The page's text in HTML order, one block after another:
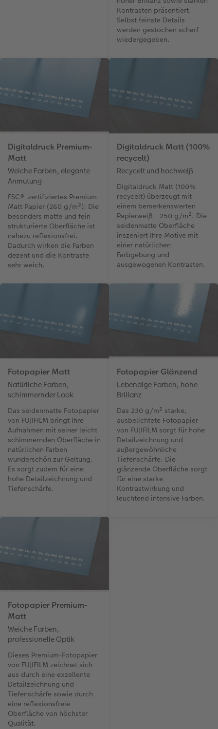
Kontrasten präsentiert.
Selbst feinste Details
werden gestochen scharf
wiedergegeben.
Digitaldruck Premium-
Matt
Weiche Farben, elegante
Anmutung
FSC®-zertifiziertes Premium-
Matt Papier (260 g/m²): Die
besonders matte und fein
strukturierte Oberfläche ist
nahezu reflexionsfrei.
Dadurch wirken die Farben
dezent und die Kontraste
sehr weich.
Digitaldruck Matt (100%
recycelt)
Recycelt und hochweiß
Digitaldruck Matt (100%
recycelt) überzeugt mit
einem bemerkenswerten
Papierweiß - 250 g/m². Die
seidenmatte Oberfläche
inszeniert Ihre Motive mit
einer natürlichen
Farbgebung und
ausgewogenen Kontrasten.
Fotopapier Matt
Natürliche Farben,
schimmernder Look
Das seidenmatte Fotopapier
von FUJIFILM bringt Ihre
Aufnahmen mit seiner leicht
schimmernden Oberfläche in
natürlichen Farben
wunderschön zur Geltung.
Es sorgt zudem für eine
hohe Detailzeichnung und
Tiefenschärfe.
Fotopapier Glänzend
Lebendige Farben, hohe
Brillanz
Das 230 g/m² starke,
ausbelichtete Fotopapier
von FUJIFILM sorgt für hohe
Detailzeichnung und
außergewöhnliche
Tiefenschärfe. Die
glänzende Oberfläche sorgt
für eine starke
Kontrastwirkung und
leuchtend intensive Farben.
Fotopapier Premium-
Matt
Weiche Farben,
professionelle Optik
Dieses Premium-Fotopapier
von FUJIFILM zeichnet sich
aus durch eine exzellente
Detailzeichnung und
Tiefenschärfe sowie durch
eine reflexionsfreie
Oberfläche von höchster
Qualität.